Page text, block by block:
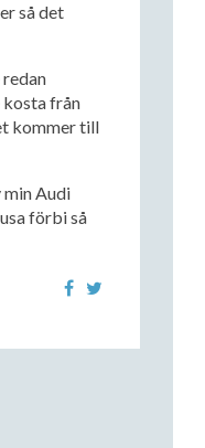
så det
kosta från
kommer till
min Audi
förbi så